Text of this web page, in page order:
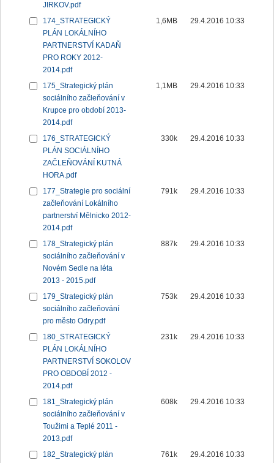
JIRKOV.pdf
174_STRATEGICKÝ
PLÁN LOKÁLNÍHO
PARTNERSTVÍ KADAŇ
PRO ROKY 2012-
2014.pdf
1,6MB 29.4.2016 10:33
175_Strategický plán
sociálního začleňování v
Krupce pro období 2013-
2014.pdf
1,1MB 29.4.2016 10:33
176_STRATEGICKÝ
PLÁN SOCIÁLNÍHO
ZAČLEŇOVÁNÍ KUTNÁ
HORA.pdf
330k 29.4.2016 10:33
177_Strategie pro sociální
začleňování Lokálního
partnerství Mělnicko 2012-
2014.pdf
791k 29.4.2016 10:33
178_Strategický plán
sociálního začleňování v
Novém Sedle na léta
2013 - 2015.pdf
887k 29.4.2016 10:33
179_Strategický plán
sociálního začleňování
pro město Odry.pdf
753k 29.4.2016 10:33
180_STRATEGICKÝ
PLÁN LOKÁLNÍHO
PARTNERSTVÍ SOKOLOV
PRO OBDOBÍ 2012 -
2014.pdf
231k 29.4.2016 10:33
181_Strategický plán
sociálního začleňování v
Toužimi a Teplé 2011 -
2013.pdf
608k 29.4.2016 10:33
182_Strategický plán
761k 29.4.2016 10:33